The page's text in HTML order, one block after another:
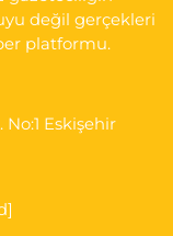
değil gerçekleri
platformu.
Eskişehir